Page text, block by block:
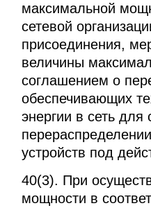
максимальной
сетевой
присоединения,
величины
соглашением о
обеспечивающих
энергии в сеть
устройств под
40(3). При
мощности в